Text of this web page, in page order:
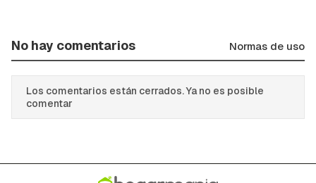
No hay comentarios Normas de uso
Los comentarios están cerrados. Ya no es posible
comentar